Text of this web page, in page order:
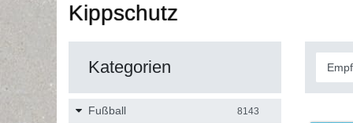
Kippschutz
Kategorien
Fußball 8143